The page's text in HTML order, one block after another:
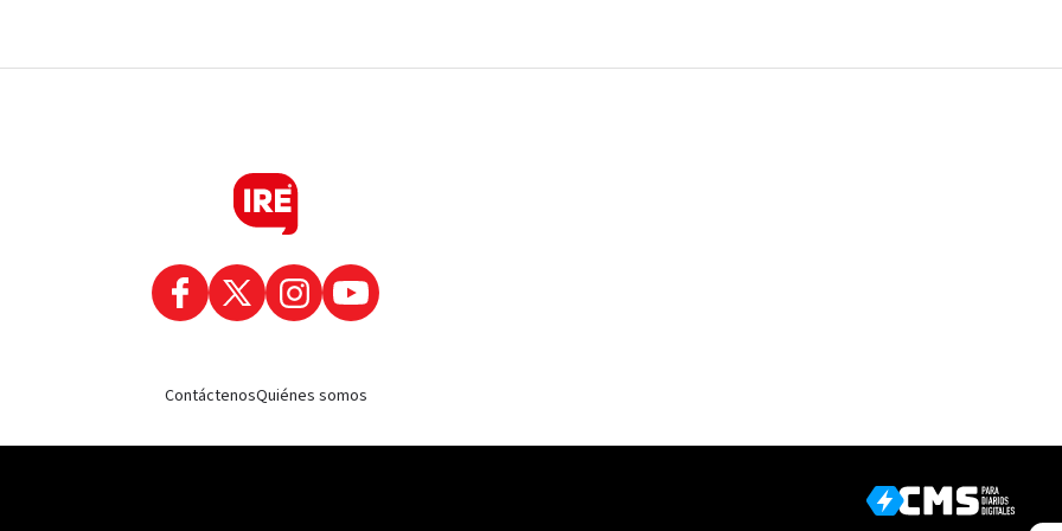
ContáctenosQuiénes somos